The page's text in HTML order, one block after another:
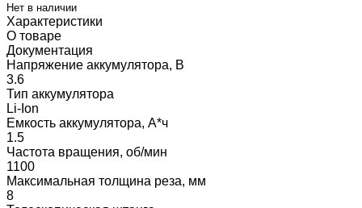
Нет в наличии
Характеристики
О товаре
Документация
Напряжение аккумулятора, В
3.6
Тип аккумулятора
Li-Ion
Емкость аккумулятора, А*ч
1.5
Частота вращения, об/мин
1100
Максимальная толщина реза, мм
8